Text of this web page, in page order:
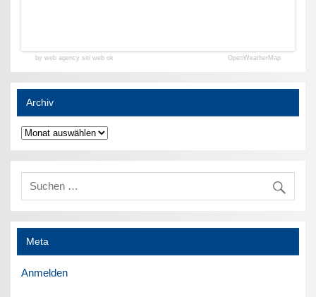
by web agency siti web ok OpenWeatherMap
Archiv
Archiv
Meta
Anmelden